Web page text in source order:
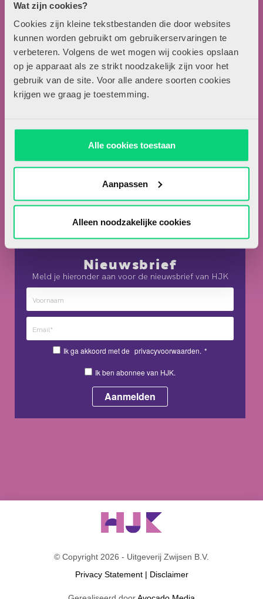
Wat zijn cookies?
Cookies zijn kleine tekstbestanden die door websites
kunnen worden gebruikt om gebruikerservaringen te
verbeteren. Volgens de wet mogen wij cookies opslaan
op je apparaat als ze strikt noodzakelijk zijn voor het
gebruik van de site. Voor alle andere soorten cookies
krijgen we graag je toestemming.
Alle cookies toestaan
Aanpassen
Alleen noodzakelijke cookies
Nieuwsbrief
Meld je hieronder aan voor de nieuwsbrief van HJK
Ik ga akkoord met de privacyvoorwaarden. *
Ik ben abonnee van HJK.
Over HJK
Artikel insturen
Adverteren in HJK
Contact
Contactgegevens
Uitgeverij Zwijsen
T.a.v. redactie HJK
Locomotiefboulevard 101
5041 SE Tilburg
© Copyright 2026 - Uitgeverij Zwijsen B.V.
Privacy Statement| Disclaimer